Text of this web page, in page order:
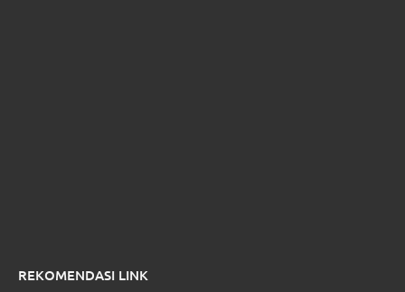
REKOMENDASI LINK